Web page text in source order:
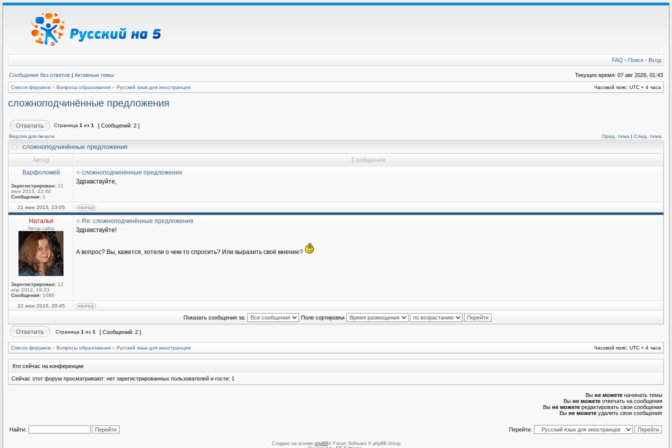
FAQ • Поиск • Вход
Сообщения без ответов | Активные темы Текущее время: 07 авг 2026, 01:43
Список форумов » Вопросы образования » Русский язык для иностранцев Часовой пояс: UTC + 4 часа
сложноподчинённые предложения
Страница 1 из 1 [ Сообщений: 2 ]
Версия для печати Пред. тема | След. тема
сложноподчинённые предложения
Автор
Сообщение
Варфоломей
Зарегистрирован: 21
июн 2015, 22:40
Сообщения: 1
сложноподчинённые предложения
Здравствуйте,
21 июн 2015, 23:05
Наталья
Автор сайта
Зарегистрирован: 12
апр 2012, 19:23
Сообщения: 1086
Re: сложноподчинённые предложения
Здравствуйте!
А вопрос? Вы, кажется, хотели о чем-то спросить? Или выразить своё мнение?
22 июн 2015, 20:45
Показать сообщения за: Поле сортировки
Страница 1 из 1 [ Сообщений: 2 ]
Список форумов » Вопросы образования » Русский язык для иностранцев Часовой пояс: UTC + 4 часа
Кто сейчас на конференции
Сейчас этот форум просматривают: нет зарегистрированных пользователей и гости: 1
Вы не можете начинать темы
Вы не можете отвечать на сообщения
Вы не можете редактировать свои сообщения
Вы не можете удалять свои сообщения
Найти: Перейти:
Создано на основе phpBB® Forum Software © phpBB Group